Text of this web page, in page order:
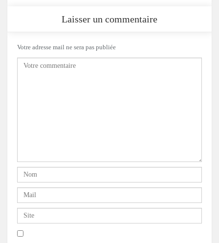
Laisser un commentaire
Votre adresse mail ne sera pas publiée